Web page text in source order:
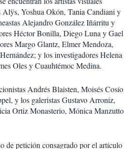
Yoshua Okón, Tania Candiani y
Alejandro González Iñárritu y
Héctor Bonilla, Diego Luna y Gael
Margo Glantz, Elmer Mendoza,
y los investigadores Helena
Oles y Cuauhtémoc Medina.
Andrés Blaisten, Moisés Cosío
y los galeristas Gustavo Arroniz,
Ortiz Monasterio, Mónica Manzutto
de petición consagrado por el artículo